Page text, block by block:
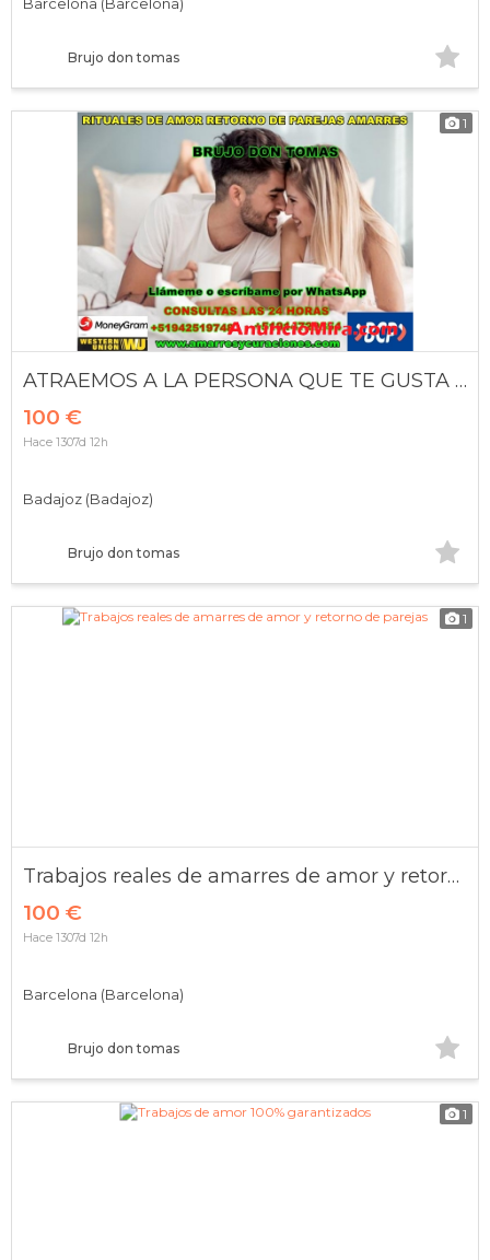
Brujo don tomas
1
ATRAEMOS A LA PERSONA QUE TE GUSTA ANTE TI
100 €
Brujo don tomas
Badajoz (Badajoz)
Hace 1307d 12h
1
Trabajos reales de amarres de amor y retorno de parejas
100 €
Brujo don tomas
Barcelona (Barcelona)
Hace 1307d 12h
1